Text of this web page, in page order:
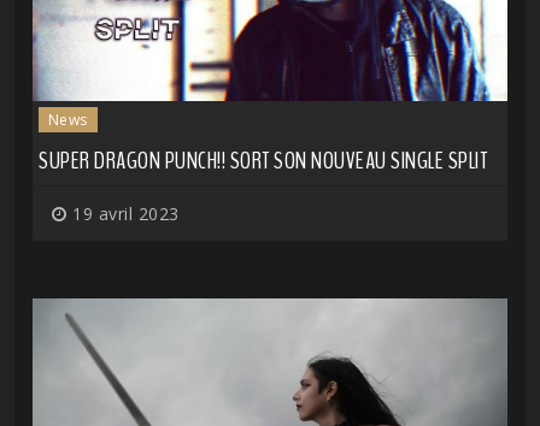
News
SUPER DRAGON PUNCH!! SORT SON NOUVEAU SINGLE SPLIT
19 avril 2023